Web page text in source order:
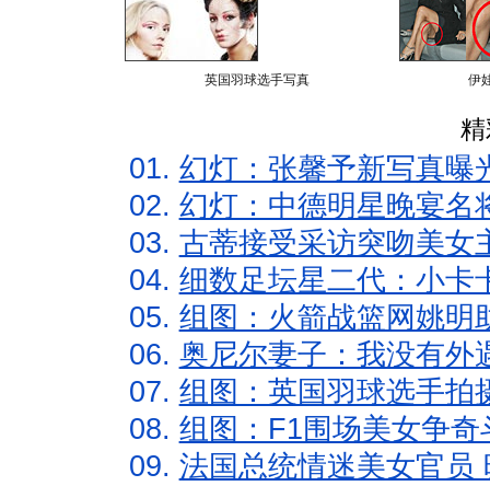
英国羽球选手写真 伊
01. 幻灯：张馨予新写真曝
02. 幻灯：中德明星晚宴名
03. 古蒂接受采访突吻美女
04. 细数足坛星二代：小卡
05. 组图：火箭战篮网姚明
06. 奥尼尔妻子：我没有外
07. 组图：英国羽球选手拍
08. 组图：F1围场美女争
09. 法国总统情迷美女官员